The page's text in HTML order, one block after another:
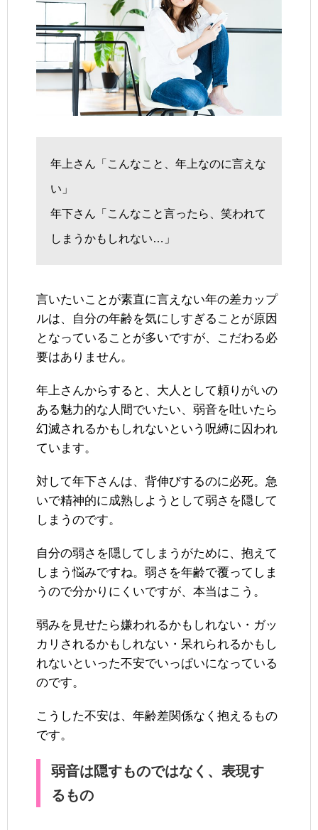
年上さん「こんなこと、年上なのに言えな
い」
年下さん「こんなこと言ったら、笑われて
しまうかもしれない…」
言いたいことが素直に言えない年の差カップ
ルは、自分の年齢を気にしすぎることが原因
となっていることが多いですが、こだわる必
要はありません。
年上さんからすると、大人として頼りがいの
ある魅力的な人間でいたい、弱音を吐いたら
幻滅されるかもしれないという呪縛に囚われ
ています。
対して年下さんは、背伸びするのに必死。急
いで精神的に成熟しようとして弱さを隠して
しまうのです。
自分の弱さを隠してしまうがために、抱えて
しまう悩みですね。弱さを年齢で覆ってしま
うので分かりにくいですが、本当はこう。
弱みを見せたら嫌われるかもしれない・ガッ
カリされるかもしれない・呆れられるかもし
れないといった不安でいっぱいになっている
のです。
こうした不安は、年齢差関係なく抱えるもの
です。
弱音は隠すものではなく、表現す
るもの